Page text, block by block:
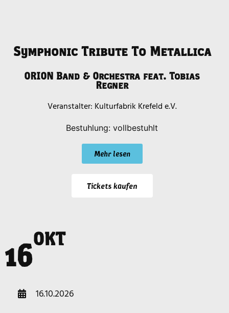
Symphonic Tribute To Metallica
ORION Band & Orchestra feat. Tobias
Regner
Kulturfabrik Krefeld e.V.
Bestuhlung: vollbestuhlt
Mehr lesen
Tickets kaufen
16OKT
16.10.2026